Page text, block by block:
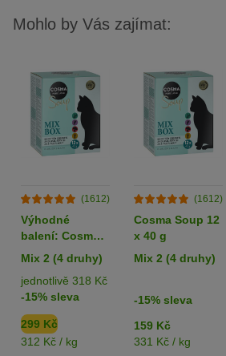
Mohlo by Vás zajímat:
(1612)
Výhodné
balení: Cosma
Soup 24 x 40 g
Mix 2 (4 druhy)
jednotlivě 318 Kč
-15% sleva
299 Kč
312 Kč / kg
(1612)
Cosma Soup 12
x 40 g
Mix 2 (4 druhy)
-15% sleva
159 Kč
331 Kč / kg